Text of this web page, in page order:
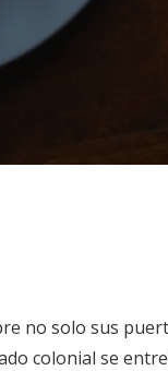
no solo sus
colonial se